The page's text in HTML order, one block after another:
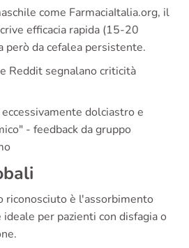
come FarmaciaItalia.org, il
efficacia rapida (15-20
però da cefalea persistente.
Reddit segnalano criticità
dolciastro e
- feedback da gruppo
riconosciuto è l'assorbimento
per pazienti con disfagia o